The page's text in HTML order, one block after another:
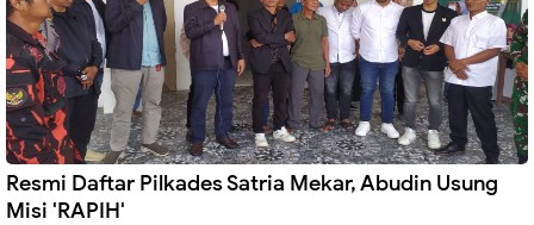
Resmi Daftar Pilkades Satria Mekar, Abudin Usung
Misi 'RAPIH'